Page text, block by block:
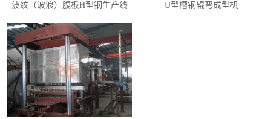
波纹（波浪）腹板H型钢生产线 U型槽钢辊弯成型机